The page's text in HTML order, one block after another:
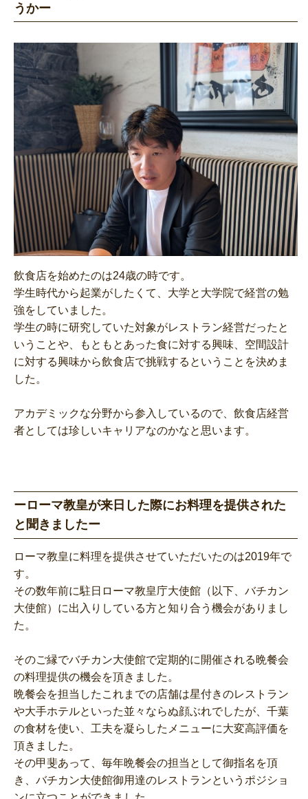
うかー
飲食店を始めたのは24歳の時です。
学生時代から起業がしたくて、大学と大学院で経営の勉
強をしていました。
学生の時に研究していた対象がレストラン経営だったと
いうことや、もともとあった食に対する興味、空間設計
に対する興味から飲食店で挑戦するということを決めま
した。
アカデミックな分野から参入しているので、飲食店経営
者としては珍しいキャリアなのかなと思います。
ーローマ教皇が来日した際にお料理を提供された
と聞きましたー
ローマ教皇に料理を提供させていただいたのは2019年で
す。
その数年前に駐日ローマ教皇庁大使館（以下、バチカン
大使館）に出入りしている方と知り合う機会がありまし
た。
そのご縁でバチカン大使館で定期的に開催される晩餐会
の料理提供の機会を頂きました。
晩餐会を担当したこれまでの店舗は星付きのレストラン
や大手ホテルといった並々ならぬ顔ぶれでしたが、千葉
の食材を使い、工夫を凝らしたメニューに大変高評価を
頂きました。
その甲斐あって、毎年晩餐会の担当として御指名を頂
き、バチカン大使館御用達のレストランというポジショ